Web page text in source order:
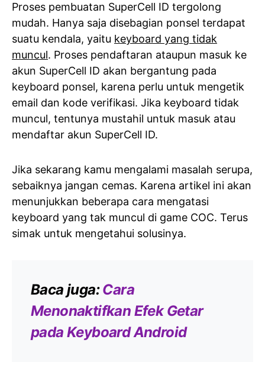
Proses pembuatan SuperCell ID tergolong
mudah. Hanya saja disebagian ponsel terdapat
suatu kendala, yaitu keyboard yang tidak
muncul. Proses pendaftaran ataupun masuk ke
akun SuperCell ID akan bergantung pada
keyboard ponsel, karena perlu untuk mengetik
email dan kode verifikasi. Jika keyboard tidak
muncul, tentunya mustahil untuk masuk atau
mendaftar akun SuperCell ID.
Jika sekarang kamu mengalami masalah serupa,
sebaiknya jangan cemas. Karena artikel ini akan
menunjukkan beberapa cara mengatasi
keyboard yang tak muncul di game COC. Terus
simak untuk mengetahui solusinya.
Baca juga:Cara
Menonaktifkan Efek Getar
pada Keyboard Android